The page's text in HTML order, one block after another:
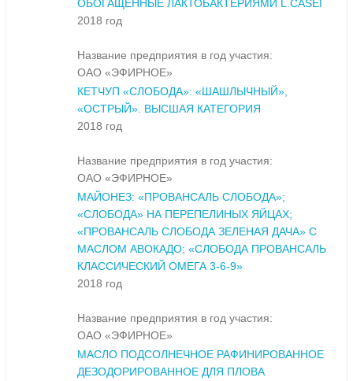
ОБОГАЩЕННЫЕ ЛАКТОБАКТЕРИЯМИ L.CASEI
2018 год
Название предприятия в год участия:
ОАО «ЭФИРНОЕ»
КЕТЧУП «СЛОБОДА»: «ШАШЛЫЧНЫЙ»,
«ОСТРЫЙ». ВЫСШАЯ КАТЕГОРИЯ
2018 год
Название предприятия в год участия:
ОАО «ЭФИРНОЕ»
МАЙОНЕЗ: «ПРОВАНСАЛЬ СЛОБОДА»;
«СЛОБОДА» НА ПЕРЕПЕЛИНЫХ ЯЙЦАХ;
«ПРОВАНСАЛЬ СЛОБОДА ЗЕЛЕНАЯ ДАЧА» С
МАСЛОМ АВОКАДО; «СЛОБОДА ПРОВАНСАЛЬ
КЛАССИЧЕСКИЙ ОМЕГА 3-6-9»
2018 год
Название предприятия в год участия:
ОАО «ЭФИРНОЕ»
МАСЛО ПОДСОЛНЕЧНОЕ РАФИНИРОВАННОЕ
ДЕЗОДОРИРОВАННОЕ ДЛЯ ПЛОВА